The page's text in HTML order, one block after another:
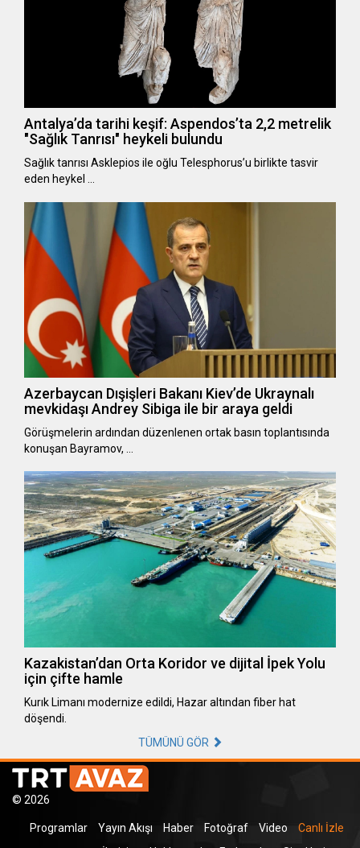
Antalya’da tarihi keşif: Aspendos’ta 2,2 metrelik
"Sağlık Tanrısı" heykeli bulundu
Sağlık tanrısı Asklepios ile oğlu Telesphorus’u birlikte tasvir
eden heykel …
Azerbaycan Dışişleri Bakanı Kiev’de Ukraynalı
mevkidaşı Andrey Sibiga ile bir araya geldi
Görüşmelerin ardından düzenlenen ortak basın toplantısında
konuşan Bayramov, …
Kazakistan’dan Orta Koridor ve dijital İpek Yolu
için çifte hamle
Kurık Limanı modernize edildi, Hazar altından fiber hat
döşendi.
TÜMÜNÜ GÖR
© 2026
Programlar Yayın Akışı Haber Fotoğraf Video
Canlı İzle